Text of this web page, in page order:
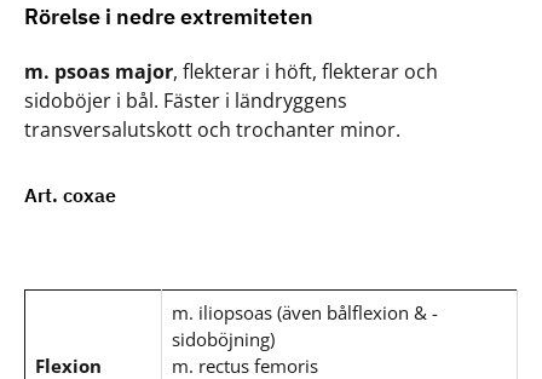
Rörelse i nedre extremiteten
m. psoas major, flekterar i höft, flekterar och
sidoböjer i bål. Fäster i ländryggens
transversalutskott och trochanter minor.
Art. coxae
Flexion
m. iliopsoas (även bålflexion & -
sidoböjning)
m. rectus femoris